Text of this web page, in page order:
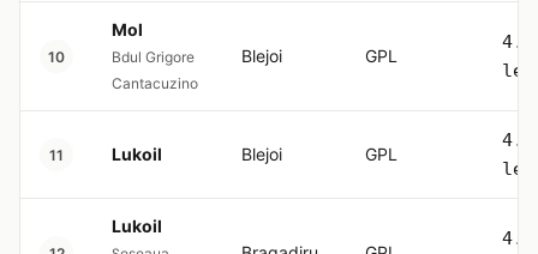
10
Mol
Bdul Grigore
Cantacuzino
Blejoi GPL
11 Lukoil Blejoi GPL
Lukoil